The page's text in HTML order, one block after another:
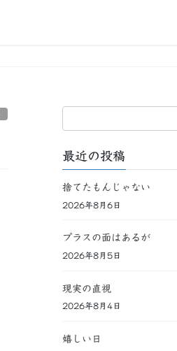
最近の投稿
捨てたもんじゃない
2026年8月6日
プラスの面はあるが
2026年8月5日
現実の直視
2026年8月4日
嬉しい日